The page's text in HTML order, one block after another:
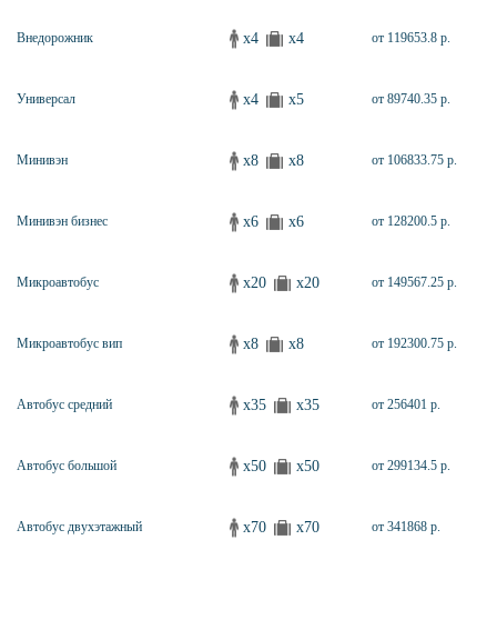
Внедорожник x4 x4 от 119653.8 р.
Универсал x4 x5 от 89740.35 р.
Минивэн x8 x8 от 106833.75 р.
Минивэн бизнес x6 x6 от 128200.5 р.
Микроавтобус x20 x20 от 149567.25 р.
Микроавтобус вип x8 x8 от 192300.75 р.
Автобус средний x35 x35 от 256401 р.
Автобус большой x50 x50 от 299134.5 р.
Автобус двухэтажный x70 x70 от 341868 р.